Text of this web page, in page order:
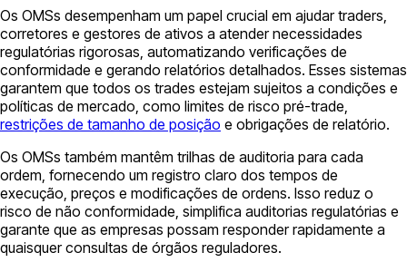
Os OMSs desempenham um papel crucial em ajudar traders,
corretores e gestores de ativos a atender necessidades
regulatórias rigorosas, automatizando verificações de
conformidade e gerando relatórios detalhados. Esses sistemas
garantem que todos os trades estejam sujeitos a condições e
políticas de mercado, como limites de risco pré-trade,
restrições de tamanho de posição e obrigações de relatório.
Os OMSs também mantêm trilhas de auditoria para cada
ordem, fornecendo um registro claro dos tempos de
execução, preços e modificações de ordens. Isso reduz o
risco de não conformidade, simplifica auditorias regulatórias e
garante que as empresas possam responder rapidamente a
quaisquer consultas de órgãos reguladores.